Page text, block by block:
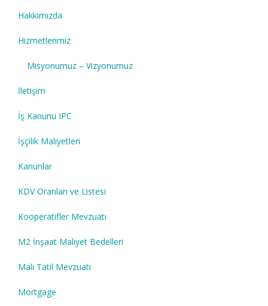
Hakkımızda
Hizmetlerimiz
Misyonumuz – Vizyonumuz
İletişim
İş Kanunu IPC
İşçilik Maliyetleri
Kanunlar
KDV Oranları ve Listesi
Kooperatifler Mevzuatı
M2 İnşaat Maliyet Bedelleri
Mali Tatil Mevzuatı
Mortgage